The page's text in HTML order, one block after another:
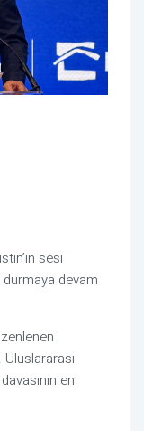
sesi
devam
en